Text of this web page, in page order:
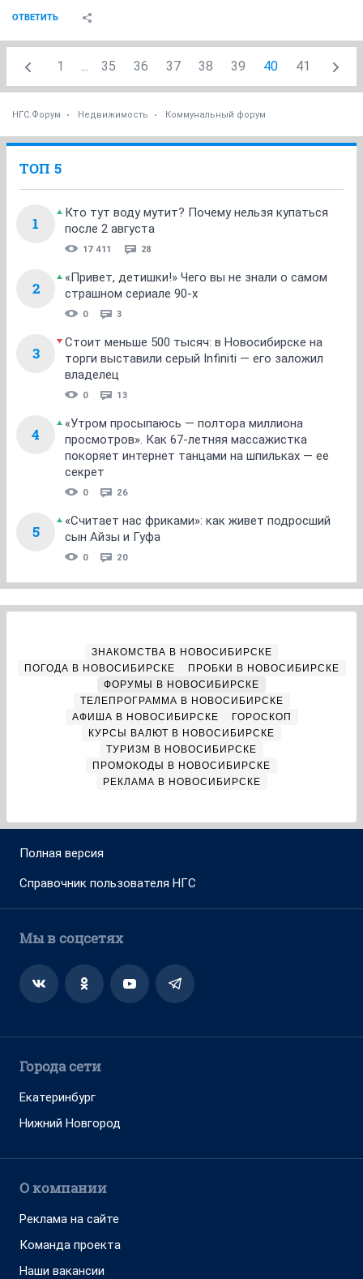
ОТВЕТИТЬ
1 ... 35 36 37 38 39 40 41
НГС.Форум Недвижимость Коммунальный форум
ТОП 5
1
Кто тут воду мутит? Почему нельзя купаться
после 2 августа
17 411 28
2
«Привет, детишки!» Чего вы не знали о самом
страшном сериале 90-х
0 3
3
Стоит меньше 500 тысяч: в Новосибирске на
торги выставили серый Infiniti — его заложил
владелец
0 13
4
«Утром просыпаюсь — полтора миллиона
просмотров». Как 67-летняя массажистка
покоряет интернет танцами на шпильках — ее
секрет
0 26
5
«Считает нас фриками»: как живет подросший
сын Айзы и Гуфа
0 20
ЗНАКОМСТВА В НОВОСИБИРСКЕ
ПОГОДА В НОВОСИБИРСКЕ
ПРОБКИ В НОВОСИБИРСКЕ
ФОРУМЫ В НОВОСИБИРСКЕ
ТЕЛЕПРОГРАММА В НОВОСИБИРСКЕ
АФИША В НОВОСИБИРСКЕ
ГОРОСКОП
КУРСЫ ВАЛЮТ В НОВОСИБИРСКЕ
ТУРИЗМ В НОВОСИБИРСКЕ
ПРОМОКОДЫ В НОВОСИБИРСКЕ
РЕКЛАМА В НОВОСИБИРСКЕ
Полная версия
Справочник пользователя НГС
Мы в соцсетях
Города сети
Екатеринбург
Нижний Новгород
О компании
Реклама на сайте
Команда проекта
Наши вакансии